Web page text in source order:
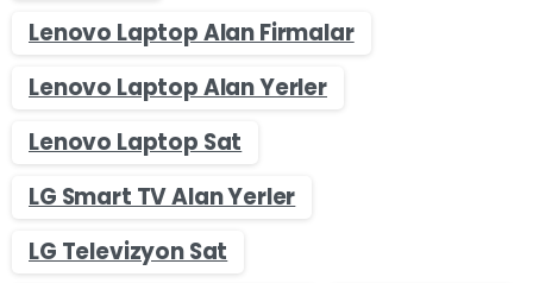
Lenovo Laptop Alan Firmalar
Lenovo Laptop Alan Yerler
Lenovo Laptop Sat
LG Smart TV Alan Yerler
LG Televizyon Sat